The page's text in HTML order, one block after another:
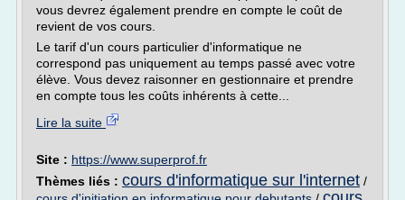
vous devrez également prendre en compte le coût de
revient de vos cours.
Le tarif d'un cours particulier d'informatique ne
correspond pas uniquement au temps passé avec votre
élève. Vous devez raisonner en gestionnaire et prendre
en compte tous les coûts inhérents à cette...
Lire la suite
Site : https://www.superprof.fr
Thèmes liés : cours d'informatique sur l'internet /